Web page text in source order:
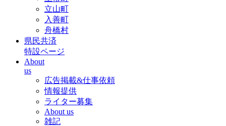
立山町
入善町
舟橋村
県民共済
特設ページ
About
us
広告掲載&仕事依頼
情報提供
ライター募集
About us
雑記